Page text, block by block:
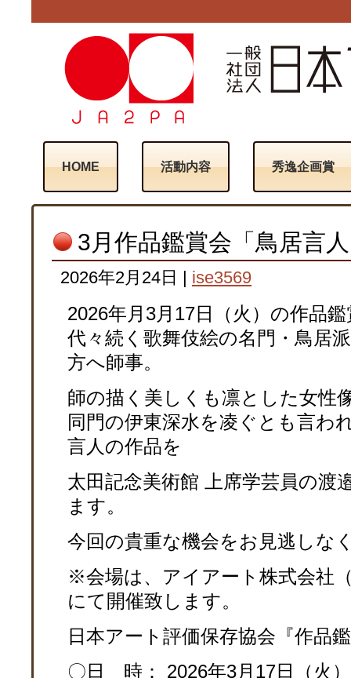
HOME 活動内容 秀逸企画賞
3月作品鑑賞会「鳥居言
2026年2月24日 | ise3569
2026年月3月17日（火）の作品
代々続く歌舞伎絵の名門・鳥居
方へ師事。
師の描く美しくも凛とした女性
同門の伊東深水を凌ぐとも言わ
言人の作品を
太田記念美術館 上席学芸員の渡
ます。
今回の貴重な機会をお見逃しな
※会場は、アイアート株式会社
にて開催致します。
日本アート評価保存協会『作品
〇日 時： 2026年3月17日（火